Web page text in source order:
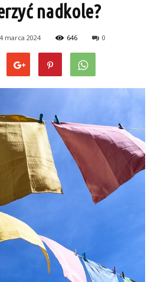
nadkole?
marca 2024 646 0